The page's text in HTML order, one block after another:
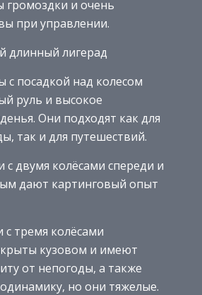
громоздки и очень
при управлении.
длинный лигерад
с посадкой над колесом
руль и высокое
Они подходят как для
так и для путешествий.
с двумя колёсами спереди и
дают картинговый опыт
с тремя колёсами
кузовом и имеют
от непогоды, а также
но они тяжелые.